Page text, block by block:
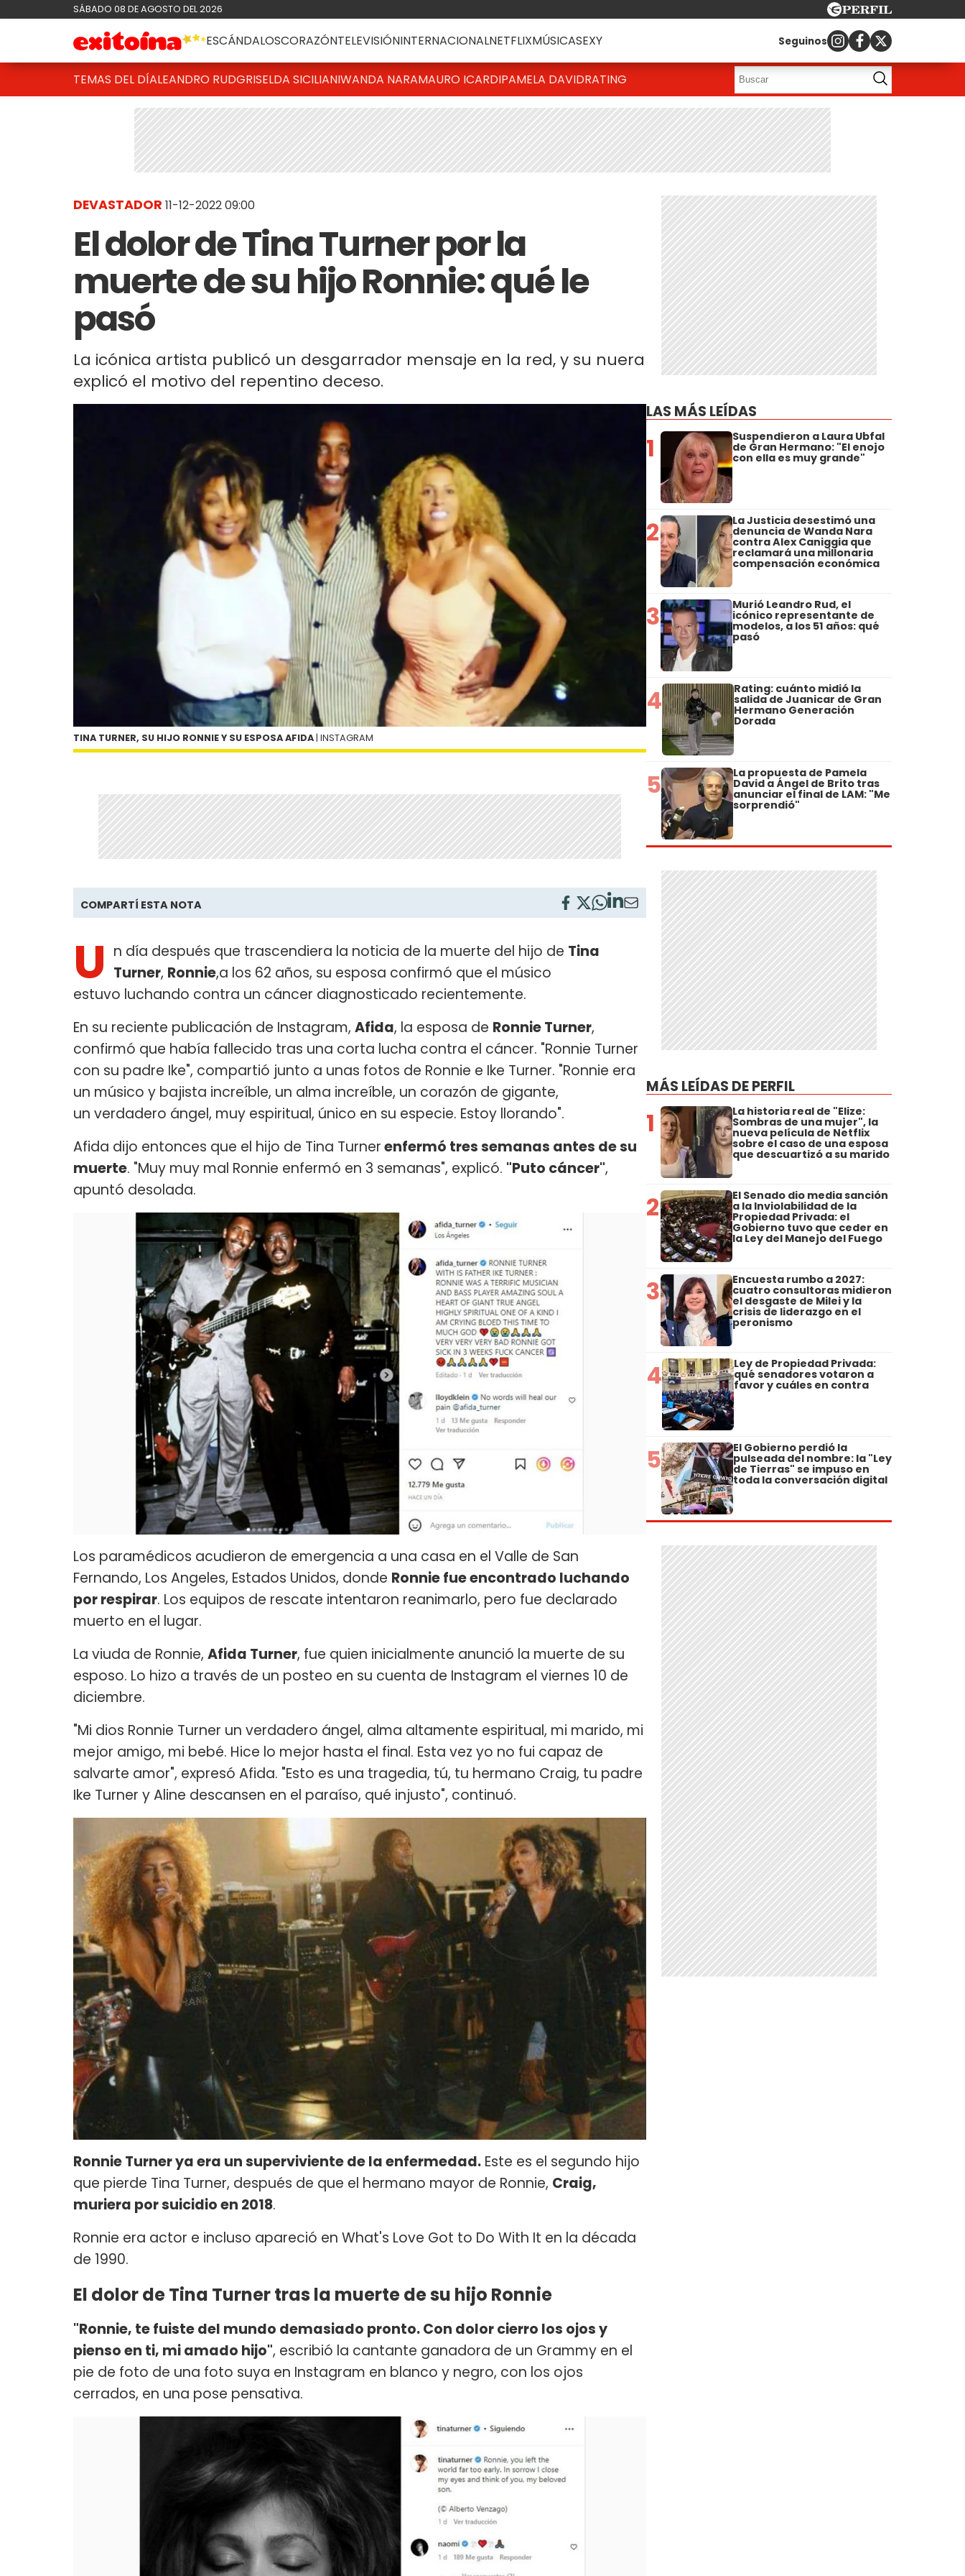
SÁBADO 08 DE AGOSTO DEL 2026
ESCÁNDALOSCORAZÓNTELEVISIÓNINTERNACIONALNETFLIXMÚSICASEXY Seguinos
TEMAS DEL DÍALEANDRO RUDGRISELDA SICILIANIWANDA NARAMAURO ICARDIPAMELA DAVIDRATING
DEVASTADOR 11-12-2022 09:00
El dolor de Tina Turner por la
muerte de su hijo Ronnie: qué le
pasó
La icónica artista publicó un desgarrador mensaje en la red, y su nuera
explicó el motivo del repentino deceso.
TINA TURNER, SU HIJO RONNIE Y SU ESPOSA AFIDA | INSTAGRAM
COMPARTÍ ESTA NOTA
U n día después que trascendiera la noticia de la muerte del hijo de Tina
Turner, Ronnie,a los 62 años, su esposa confirmó que el músico
estuvo luchando contra un cáncer diagnosticado recientemente.
En su reciente publicación de Instagram, Afida, la esposa de Ronnie Turner,
confirmó que había fallecido tras una corta lucha contra el cáncer. "Ronnie Turner
con su padre Ike", compartió junto a unas fotos de Ronnie e Ike Turner. "Ronnie era
un músico y bajista increíble, un alma increíble, un corazón de gigante,
un verdadero ángel, muy espiritual, único en su especie. Estoy llorando".
Afida dijo entonces que el hijo de Tina Turnerenfermó tres semanas antes de su
muerte. "Muy muy mal Ronnie enfermó en 3 semanas", explicó. "Puto cáncer",
apuntó desolada.
Los paramédicos acudieron de emergencia a una casa en el Valle de San
Fernando, Los Angeles, Estados Unidos, donde Ronnie fue encontrado luchando
por respirar. Los equipos de rescate intentaron reanimarlo, pero fue declarado
muerto en el lugar.
La viuda de Ronnie, Afida Turner, fue quien inicialmente anunció la muerte de su
esposo. Lo hizo a través de un posteo en su cuenta de Instagram el viernes 10 de
diciembre.
"Mi dios Ronnie Turner un verdadero ángel, alma altamente espiritual, mi marido, mi
mejor amigo, mi bebé. Hice lo mejor hasta el final. Esta vez yo no fui capaz de
salvarte amor", expresó Afida. "Esto es una tragedia, tú, tu hermano Craig, tu padre
Ike Turner y Aline descansen en el paraíso, qué injusto", continuó.
Ronnie Turner ya era un superviviente de la enfermedad. Este es el segundo hijo
que pierde Tina Turner, después de que el hermano mayor de Ronnie, Craig,
muriera por suicidio en 2018.
Ronnie era actor e incluso apareció en What's Love Got to Do With It en la década
de 1990.
El dolor de Tina Turner tras la muerte de su hijo Ronnie
"Ronnie, te fuiste del mundo demasiado pronto. Con dolor cierro los ojos y
pienso en ti, mi amado hijo", escribió la cantante ganadora de un Grammy en el
pie de foto de una foto suya en Instagram en blanco y negro, con los ojos
cerrados, en una pose pensativa.
LAS MÁS LEÍDAS
1 Suspendieron a Laura Ubfal
de Gran Hermano: "El enojo
con ella es muy grande"
2 La Justicia desestimó una
denuncia de Wanda Nara
contra Alex Caniggia que
reclamará una millonaria
compensación económica
3 Murió Leandro Rud, el
icónico representante de
modelos, a los 51 años: qué
pasó
4 Rating: cuánto midió la
salida de Juanicar de Gran
Hermano Generación
Dorada
5 La propuesta de Pamela
David a Ángel de Brito tras
anunciar el final de LAM: "Me
sorprendió"
MÁS LEÍDAS DE PERFIL
1 La historia real de "Elize:
Sombras de una mujer", la
nueva película de Netflix
sobre el caso de una esposa
que descuartizó a su marido
2 El Senado dio media sanción
a la Inviolabilidad de la
Propiedad Privada: el
Gobierno tuvo que ceder en
la Ley del Manejo del Fuego
3 Encuesta rumbo a 2027:
cuatro consultoras midieron
el desgaste de Milei y la
crisis de liderazgo en el
peronismo
4 Ley de Propiedad Privada:
qué senadores votaron a
favor y cuáles en contra
5 El Gobierno perdió la
pulseada del nombre: la "Ley
de Tierras" se impuso en
toda la conversación digital